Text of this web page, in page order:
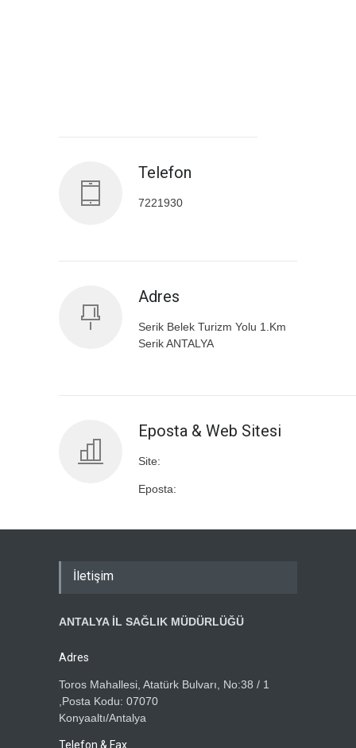
Telefon
7221930
Adres
Serik Belek Turizm Yolu 1.Km
Serik ANTALYA
Eposta & Web Sitesi
Site:
Eposta:
İletişim
ANTALYA İL SAĞLIK MÜDÜRLÜĞÜ
Adres
Toros Mahallesi, Atatürk Bulvarı, No:38 / 1
,Posta Kodu: 07070
Konyaaltı/Antalya
Telefon & Fax